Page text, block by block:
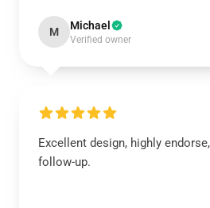
M Michael
Verified owner
Excellent design, highly
follow-up.